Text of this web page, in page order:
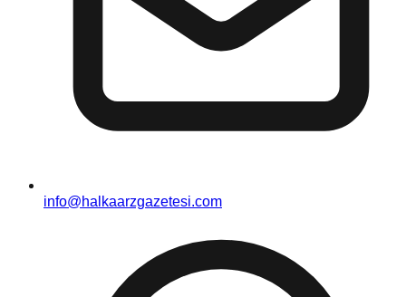
info@halkaarzgazetesi.com